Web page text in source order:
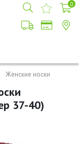
0
Женские носки
37-40)